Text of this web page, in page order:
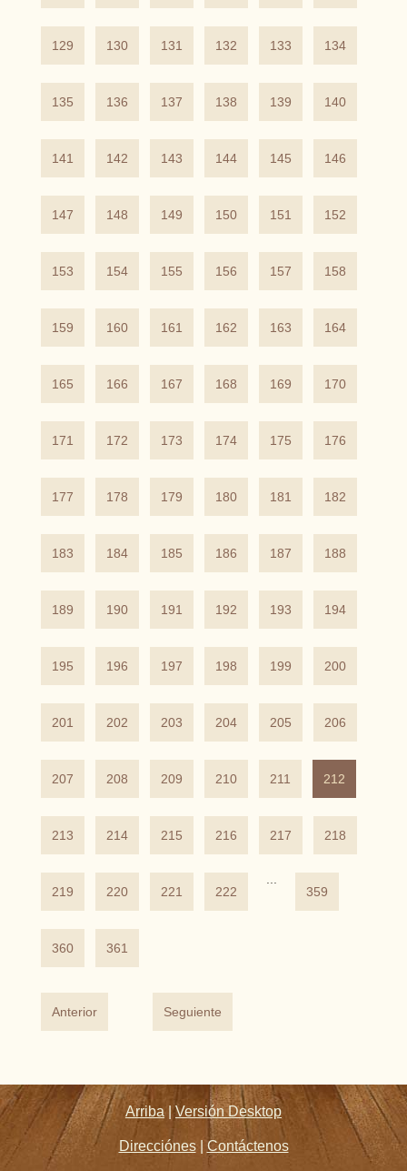
129 130 131 132 133 134
135 136 137 138 139 140
141 142 143 144 145 146
147 148 149 150 151 152
153 154 155 156 157 158
159 160 161 162 163 164
165 166 167 168 169 170
171 172 173 174 175 176
177 178 179 180 181 182
183 184 185 186 187 188
189 190 191 192 193 194
195 196 197 198 199 200
201 202 203 204 205 206
207 208 209 210 211 212
213 214 215 216 217 218
219 220 221 222
...
359
360 361
Anterior Seguiente
Arriba |Versión Desktop
Direcciónes| Contáctenos